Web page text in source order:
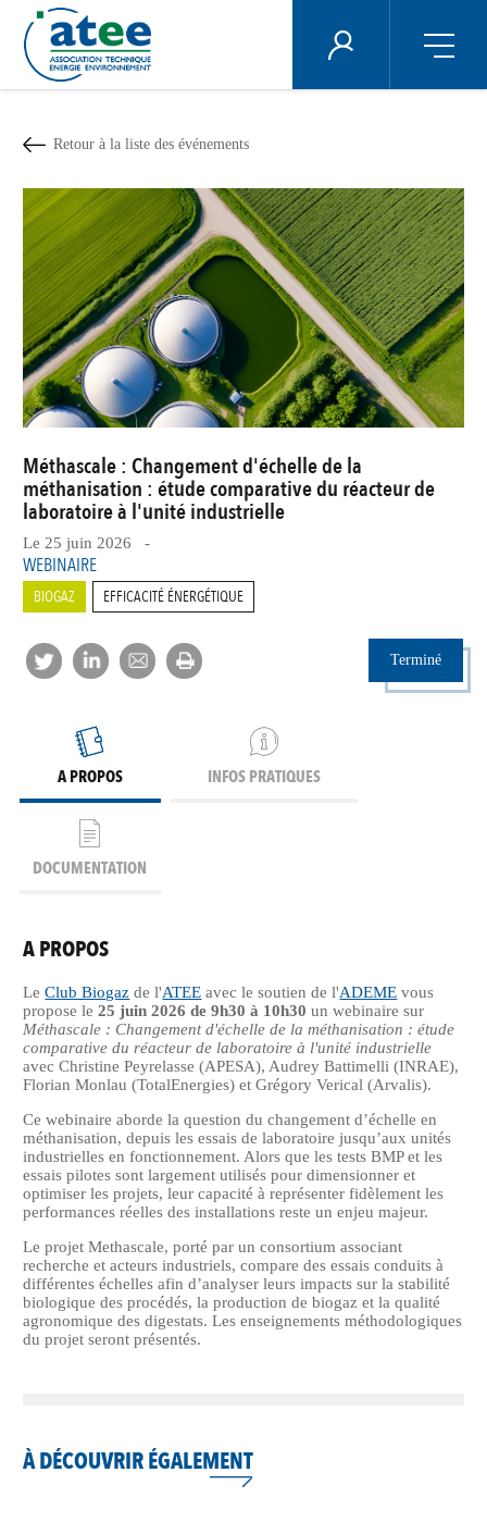
contenu
principal
ÉNERGIE PLUS
Retour à la liste des événements
Méthascale : Changement d'échelle de la
méthanisation : étude comparative du réacteur de
laboratoire à l'unité industrielle
Le 25 juin 2026 -
WEBINAIRE
BIOGAZ EFFICACITÉ ÉNERGÉTIQUE
Terminé
A PROPOS INFOS PRATIQUES
DOCUMENTATION
A PROPOS
LeClub Biogaz de l'ATEE avec le soutien de l'ADEME vous
propose le25 juin 2026 de 9h30 à 10h30 un webinaire sur
Méthascale : Changement d'échelle de la méthanisation : étude
comparative du réacteur de laboratoire à l'unité industrielle
avec Christine Peyrelasse (APESA), Audrey Battimelli (INRAE),
Florian Monlau (TotalEnergies) et Grégory Verical (Arvalis).
Ce webinaire aborde la question du changement d’échelle en
méthanisation, depuis les essais de laboratoire jusqu’aux unités
industrielles en fonctionnement. Alors que les tests BMP et les
essais pilotes sont largement utilisés pour dimensionner et
optimiser les projets, leur capacité à représenter fidèlement les
performances réelles des installations reste un enjeu majeur.
Le projet Methascale, porté par un consortium associant
recherche et acteurs industriels, compare des essais conduits à
différentes échelles afin d’analyser leurs impacts sur la stabilité
biologique des procédés, la production de biogaz et la qualité
agronomique des digestats. Les enseignements méthodologiques
du projet seront présentés.
À DÉCOUVRIR ÉGALEMENT
Panneau de gestion des cookies